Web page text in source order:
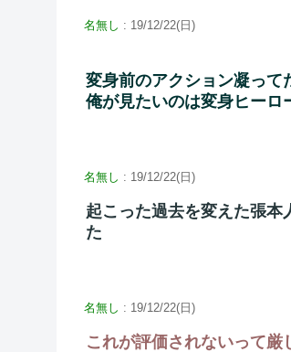
名無し : 19/12/22(日)
変身前のアクション凝って
俺が見たいのは変身ヒーロ
名無し : 19/12/22(日)
起こった過去を変えた張本
た
名無し : 19/12/22(日)
これが評価されないって厳